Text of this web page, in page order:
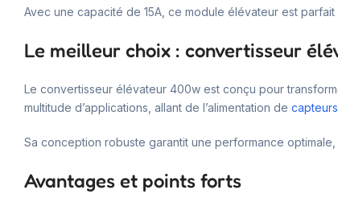
Avec une capacité de 15A, ce module élévateur est
Le meilleur choix : convertisseur
Le convertisseur élévateur 400w est conçu pour
multitude d’applications, allant de l’alimentation de capteurs
Sa conception robuste garantit une performance
Avantages et points forts